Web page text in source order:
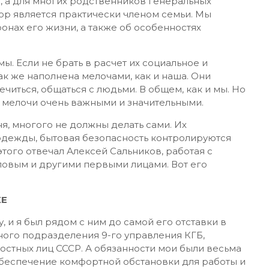
является практически членом семьи. Мы
его жизни, а также об особенностях
Если не брать в расчет их социальное и
же наполнена мелочами, как и наша. Они
общаться с людьми. В общем, как и мы. Но
очень важными и значительными.
многого не должны делать сами. Их
бытовая безопасность контролируются
отвечал Алексей Сальников, работая с
и другими первыми лицами. Вот его
и я был рядом с ним до самой его отставки в
подразделения 9-го управления КГБ,
лиц СССР. А обязанности мои были весьма
комфортной обстановки для работы и